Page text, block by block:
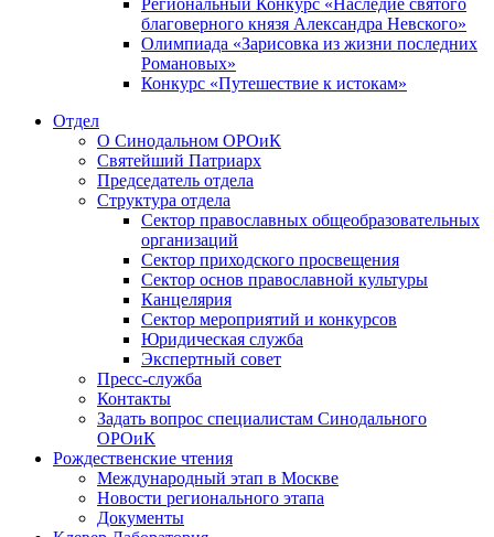
Региональный Конкурс «Наследие святого
благоверного князя Александра Невского»
Олимпиада «Зарисовка из жизни последних
Романовых»
Конкурс «Путешествие к истокам»
Отдел
О Синодальном ОРОиК
Святейший Патриарх
Председатель отдела
Структура отдела
Сектор православных общеобразовательных
организаций
Сектор приходского просвещения
Сектор основ православной культуры
Канцелярия
Сектор мероприятий и конкурсов
Юридическая служба
Экспертный совет
Пресс-служба
Контакты
Задать вопрос специалистам Синодального
ОРОиК
Рождественские чтения
Международный этап в Москве
Новости регионального этапа
Документы